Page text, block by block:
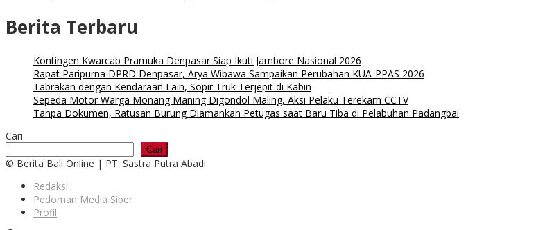
Berita Terbaru
Kontingen Kwarcab Pramuka Denpasar Siap Ikuti Jambore Nasional 2026
Rapat Paripurna DPRD Denpasar, Arya Wibawa Sampaikan Perubahan KUA-PPAS 2026
Tabrakan dengan Kendaraan Lain, Sopir Truk Terjepit di Kabin
Sepeda Motor Warga Monang Maning Digondol Maling, Aksi Pelaku Terekam CCTV
Tanpa Dokumen, Ratusan Burung Diamankan Petugas saat Baru Tiba di Pelabuhan Padangbai
Cari
Cari
© Berita Bali Online | PT. Sastra Putra Abadi
Redaksi
Pedoman Media Siber
Profil